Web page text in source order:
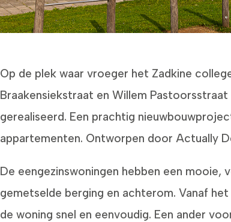
Op de plek waar vroeger het Zadkine
Braakensiekstraat en Willem
gerealiseerd. Een prachtig
appartementen. Ontworpen door Actually
De eengezinswoningen hebben een mooie,
gemetselde berging en achterom. Vanaf
de woning snel en eenvoudig. Een ander